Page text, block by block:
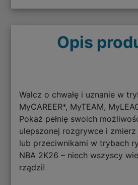
Opis
Walcz o chwałę i uznanie w
MyCAREER*, MyTEAM,
Pokaż pełnię swoich
ulepszonej rozgrywce i
lub przeciwnikami w trybach
NBA 2K26 – niech wszyscy
rządzi!